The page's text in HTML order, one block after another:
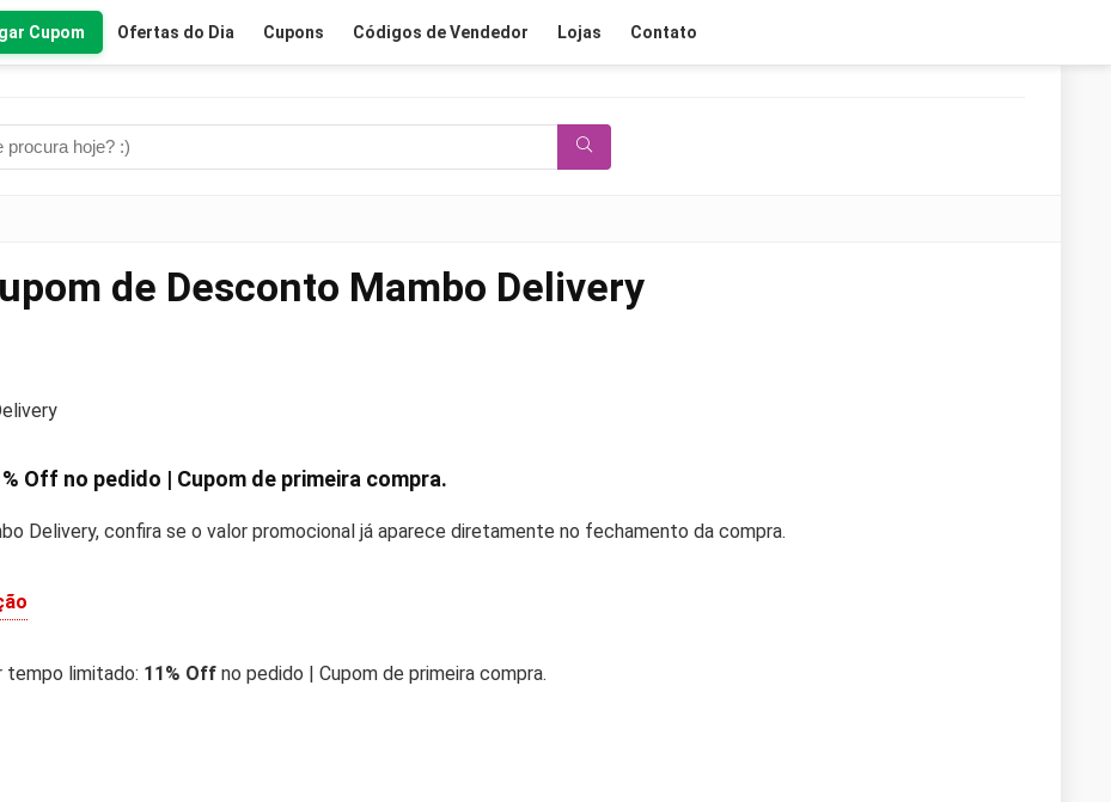
Cupom Ofertas do Dia Cupons Códigos de Vendedor Lojas Contato
de Desconto Mambo Delivery
Off no pedido | Cupom de primeira compra.
Delivery, confira se o valor promocional já aparece diretamente no fechamento da compra.
tempo limitado: 11% Off no pedido | Cupom de primeira compra.